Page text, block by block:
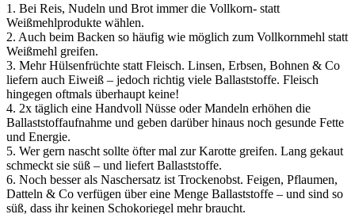
1. Bei Reis, Nudeln und Brot immer die Vollkorn- statt
Weißmehlprodukte wählen.
2. Auch beim Backen so häufig wie möglich zum Vollkornmehl statt
Weißmehl greifen.
3. Mehr Hülsenfrüchte statt Fleisch. Linsen, Erbsen, Bohnen & Co
liefern auch Eiweiß – jedoch richtig viele Ballaststoffe. Fleisch
hingegen oftmals überhaupt keine!
4. 2x täglich eine Handvoll Nüsse oder Mandeln erhöhen die
Ballaststoffaufnahme und geben darüber hinaus noch gesunde Fette
und Energie.
5. Wer gern nascht sollte öfter mal zur Karotte greifen. Lang gekaut
schmeckt sie süß – und liefert Ballaststoffe.
6. Noch besser als Naschersatz ist Trockenobst. Feigen, Pflaumen,
Datteln & Co verfügen über eine Menge Ballaststoffe – und sind so
süß, dass ihr keinen Schokoriegel mehr braucht.